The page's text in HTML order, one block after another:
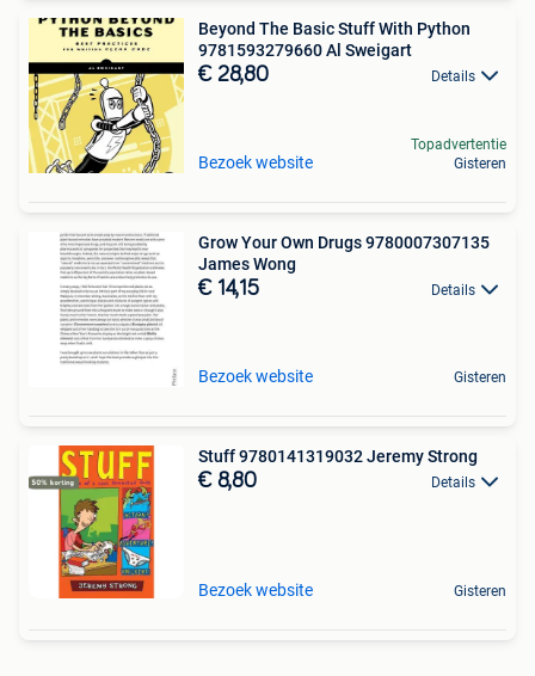
Beyond The Basic Stuff With Python
9781593279660 Al Sweigart
€ 28,80 Details
Bezoek website
Topadvertentie
Gisteren
Grow Your Own Drugs 9780007307135
James Wong
€ 14,15 Details
Bezoek website Gisteren
Stuff 9780141319032 Jeremy Strong
€ 8,80 Details
Bezoek website Gisteren